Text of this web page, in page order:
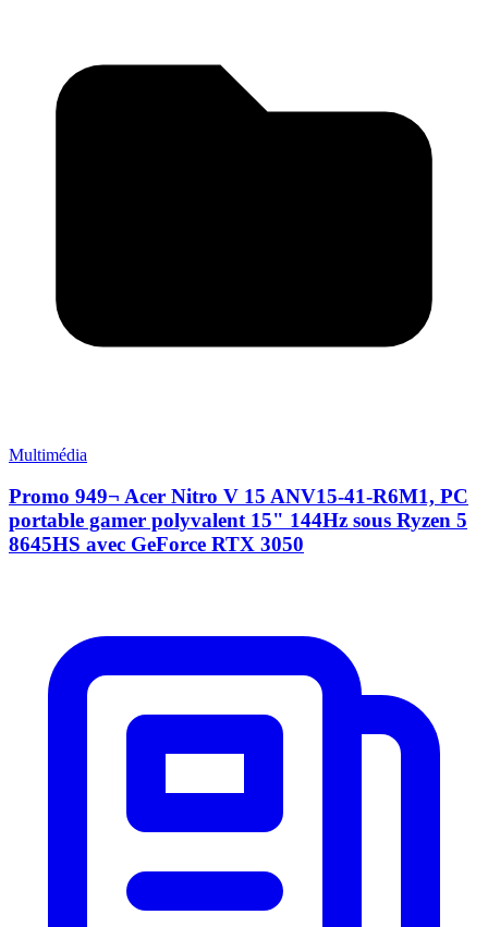
Multimédia
Promo 949¬ Acer Nitro V 15 ANV15-41-R6M1, PC
portable gamer polyvalent 15" 144Hz sous Ryzen 5
8645HS avec GeForce RTX 3050